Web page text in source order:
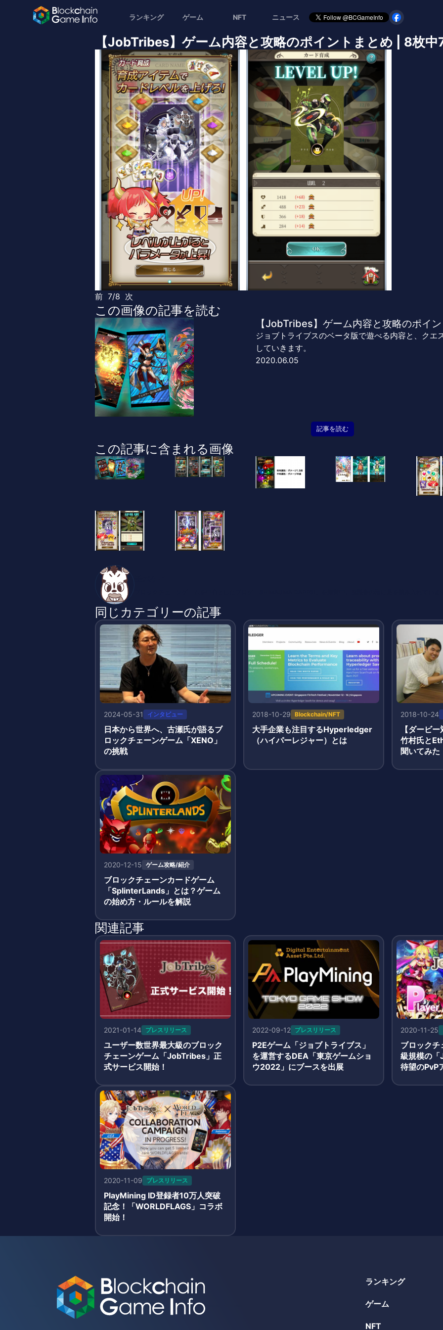
ランキング ゲーム NFT ニュース
【JobTribes】ゲーム内容と攻略のポイントまとめ | 8枚中
前 7/8 次
この画像の記事を読む
【JobTribes】ゲーム内容と攻略のポイ
ジョブトライブスのベータ版で遊べる内容と、クエ
していきます。
2020.06.05
記事を読む
この記事に含まれる画像
同じカテゴリーの記事
2024-05-31 インタビュー
日本から世界へ、古瀬氏が語るブ
ロックチェーンゲーム「XENO」
の挑戦
2018-10-29 Blockchain/NFT
大手企業も注目するHyperledger
（ハイパーレジャー）とは
2018-10-24
【ダービ
竹村氏と
聞いてみた
2020-12-15 ゲーム攻略/紹介
ブロックチェーンカードゲーム
「SplinterLands」とは？ゲーム
の始め方・ルールを解説
関連記事
2021-01-14 プレスリリース
ユーザー数世界最大級のブロック
チェーンゲーム「JobTribes」正
式サービス開始！
2022-09-12 プレスリリース
P2Eゲーム「ジョブトライブス」
を運営するDEA「東京ゲームショ
ウ2022」にブースを出展
2020-11-25
ブロックチ
級規模の
待望のPvP
2020-11-09 プレスリリース
PlayMining ID登録者10万人突破
記念！「WORLDFLAGS」コラボ
開始！
ランキング
ゲーム
NFT